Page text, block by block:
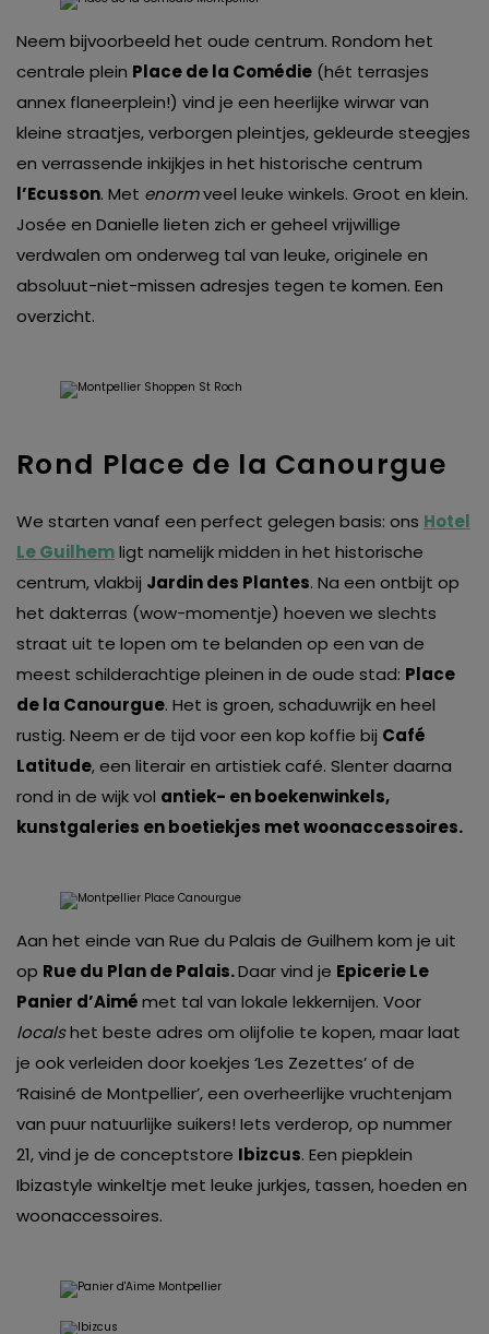
Neem bijvoorbeeld het oude centrum. Rondom het
centrale plein Place de la Comédie (hét terrasjes
annex flaneerplein!) vind je een heerlijke wirwar van
kleine straatjes, verborgen pleintjes, gekleurde steegjes
en verrassende inkijkjes in het historische centrum
l’Ecusson. Met enormveel leuke winkels. Groot en klein.
Josée en Danielle lieten zich er geheel vrijwillige
verdwalen om onderweg tal van leuke, originele en
absoluut-niet-missen adresjes tegen te komen. Een
overzicht.
Rond Place de la Canourgue
We starten vanaf een perfect gelegen basis: ons Hotel
Le Guilhemligt namelijk midden in het historische
centrum, vlakbij Jardin des Plantes. Na een ontbijt op
het dakterras (wow-momentje) hoeven we slechts
straat uit te lopen om te belanden op een van de
meest schilderachtige pleinen in de oude stad: Place
de la Canourgue. Het is groen, schaduwrijk en heel
rustig. Neem er de tijd voor een kop koffie bij Café
Latitude, een literair en artistiek café. Slenter daarna
rond in de wijk vol antiek- en boekenwinkels,
kunstgaleries en boetiekjes met woonaccessoires.
Aan het einde van Rue du Palais de Guilhem kom je uit
op Rue du Plan de Palais.Daar vind je Epicerie Le
Panier d’Aimémet tal van lokale lekkernijen. Voor
localshet beste adres om olijfolie te kopen, maar laat
je ook verleiden door koekjes ‘Les Zezettes’ of de
‘Raisiné de Montpellier’, een overheerlijke vruchtenjam
van puur natuurlijke suikers! Iets verderop, op nummer
21, vind je de conceptstore Ibizcus. Een piepklein
Ibizastyle winkeltje met leuke jurkjes, tassen, hoeden en
woonaccessoires.